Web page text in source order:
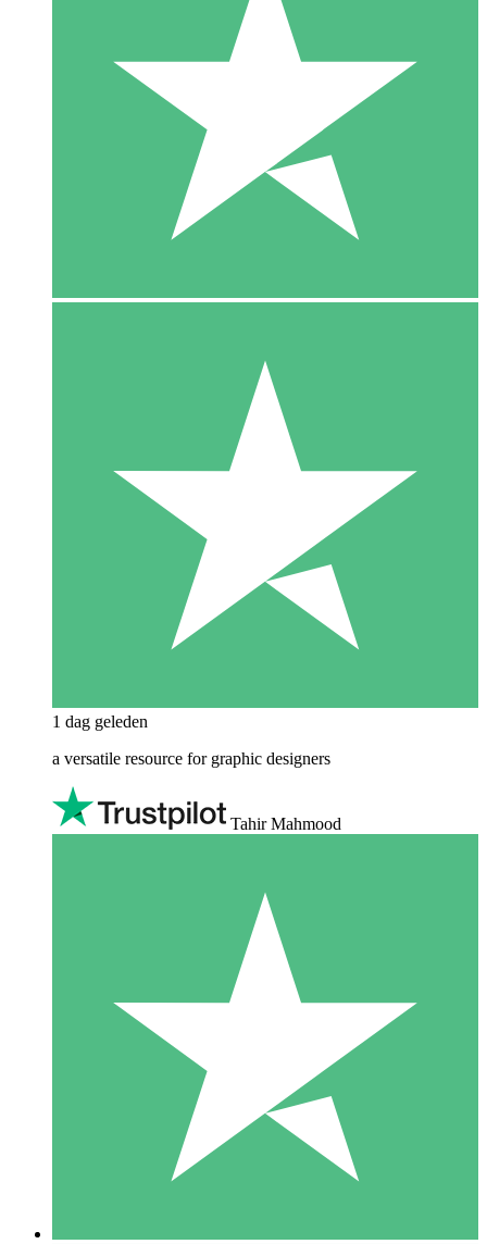
1 dag geleden
a versatile resource for graphic designers
Tahir Mahmood